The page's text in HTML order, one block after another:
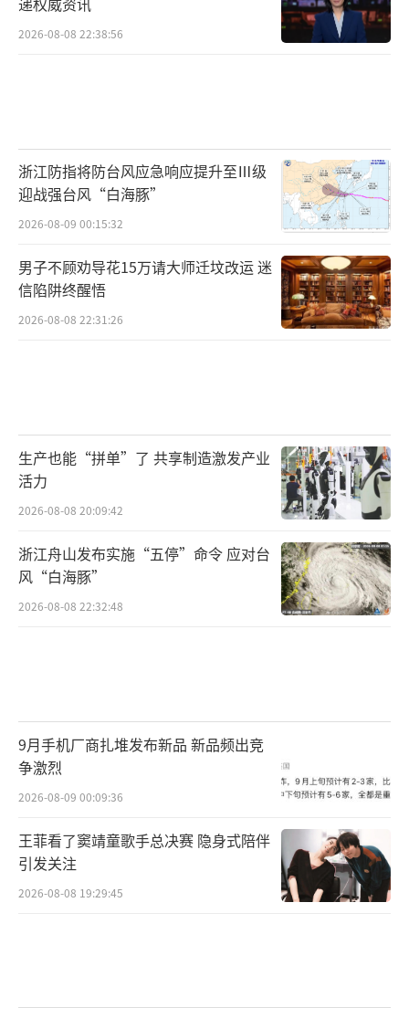
2026-08-08 22:38:56
浙江防指将防台风应急响应提升至Ⅲ级
迎战强台风“白海豚”
2026-08-09 00:15:32
男子不顾劝导花15万请大师迁坟改运 迷
信陷阱终醒悟
2026-08-08 22:31:26
生产也能“拼单”了 共享制造激发产业
活力
2026-08-08 20:09:42
浙江舟山发布实施“五停”命令 应对台
风“白海豚”
2026-08-08 22:32:48
9月手机厂商扎堆发布新品 新品频出竞
争激烈
2026-08-09 00:09:36
王菲看了窦靖童歌手总决赛 隐身式陪伴
引发关注
2026-08-08 19:29:45